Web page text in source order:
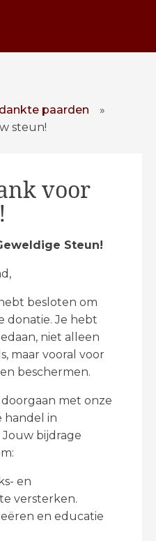
paarden
»
steun!
voor
Steun!
besloten om
donatie. Je hebt
niet alleen
maar vooral voor
beschermen.
met onze
handel in
bijdrage
en
versterken.
en educatie